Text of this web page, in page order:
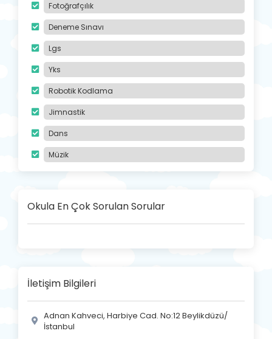
Fotoğrafçılık
Deneme Sınavı
Lgs
Yks
Robotik Kodlama
Jimnastik
Dans
Müzik
Okula En Çok Sorulan Sorular
İletişim Bilgileri
Adnan Kahveci, Harbiye Cad. No:12 Beylikdüzü/
İstanbul